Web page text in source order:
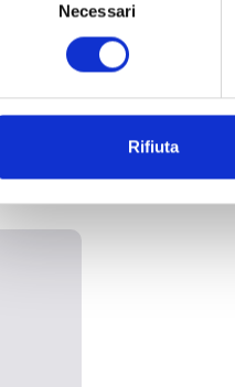
Necessari
Rifiuta
SIMILARES